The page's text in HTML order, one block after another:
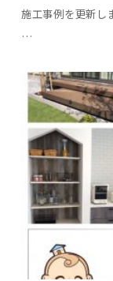
施工事例を更新し
…